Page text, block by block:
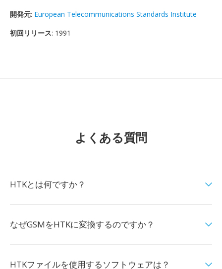
開発元: European Telecommunications Standards Institute
初回リリース: 1991
よくある質問
HTKとは何ですか？
なぜGSMをHTKに変換するのですか？
HTKファイルを使用するソフトウェアは？